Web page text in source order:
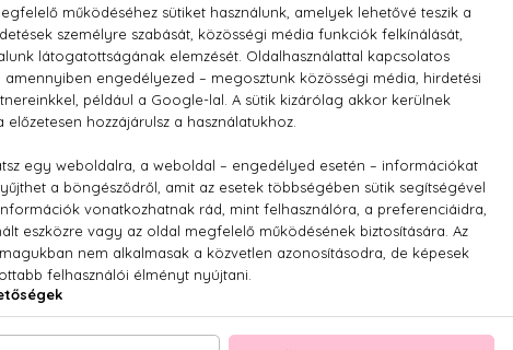
Lavender Clouds Hidrogél szemmaszk levendulával 60 db
100% eredeti termékek, 14 napos visszaküldési garanciával
ÉRTÉKELÉSEK (0) SZÁLLÍTÁS